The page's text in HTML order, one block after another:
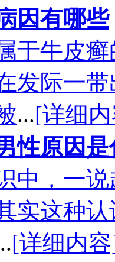
因有哪些
于牛皮
发际一
...[详细
性原因是
中，一
实这种
[详细内